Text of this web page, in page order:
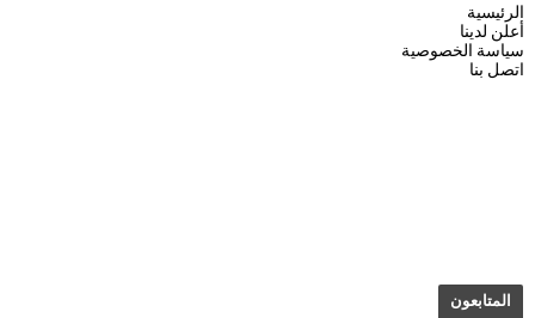
المتابعون
الرئيسية
أعلن لدينا
سياسة الخصوصية
اتصل بنا